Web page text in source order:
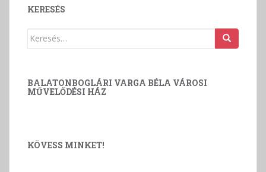
KERESÉS
Keresés:
BALATONBOGLÁRI VARGA BÉLA VÁROSI
MŰVELŐDÉSI HÁZ
KÖVESS MINKET!